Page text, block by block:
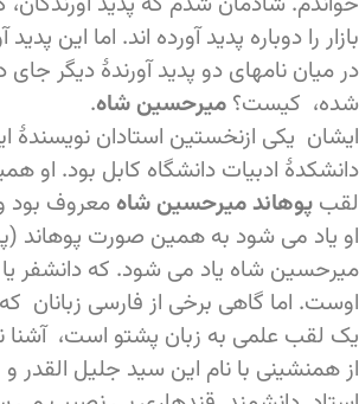
بازار را دوباره پدید آورده اند. اما این
در میان نامهای دو پدید آورندۀ دیگر جای
شده، کیست؟ میرحسین شاه.
ایشان یکی ازنخستین استادان نویسندۀ
دانشکدۀ ادبیات دانشگاه کابل بود. او
لقب پوهاند میرحسین شاه معروف بود
او یاد می شود به همین صورت پوهاند
میرحسین شاه یاد می شود. که دانشفر
اوست. اما گاهی برخی از فارسی زبانان
یک لقب علمی به زبان پشتو است، آشنا
از همنشینی با نام این سید جلیل القدر و